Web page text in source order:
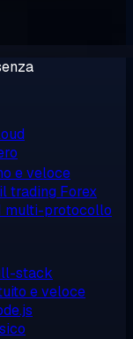
e veloce
trading Forex
multi-protocollo
stack
e veloce